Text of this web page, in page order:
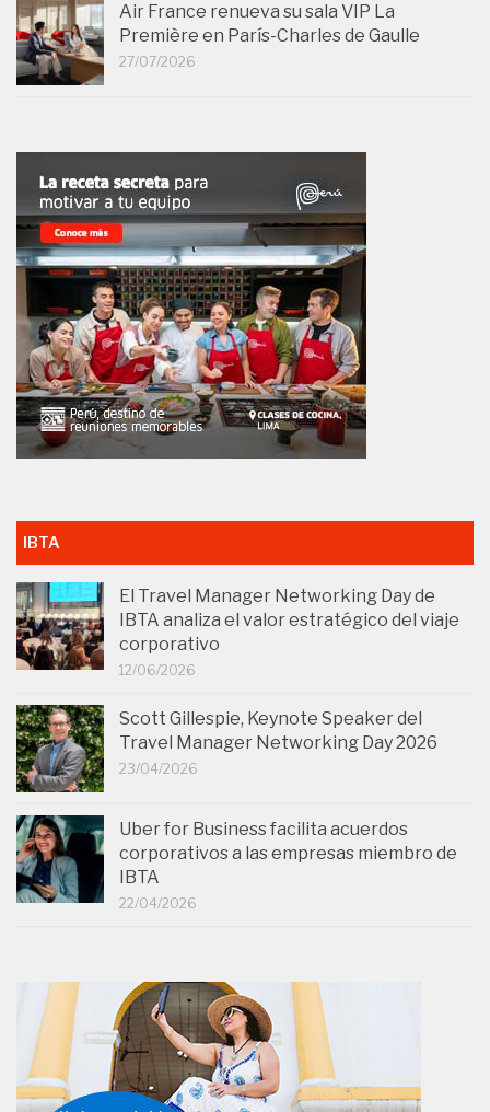
Air France renueva su sala VIP La
Première en París-Charles de Gaulle
27/07/2026
IBTA
El Travel Manager Networking Day de
IBTA analiza el valor estratégico del viaje
corporativo
12/06/2026
Scott Gillespie, Keynote Speaker del
Travel Manager Networking Day 2026
23/04/2026
Uber for Business facilita acuerdos
corporativos a las empresas miembro de
IBTA
22/04/2026